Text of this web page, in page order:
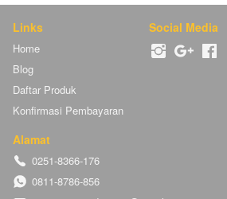
Links
Home
Blog
Daftar Produk
Konfirmasi Pembayaran
Social Media
Alamat
0251-8366-176
0811-8786-856